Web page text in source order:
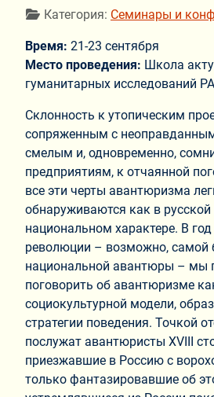
Информация о материале
Категория: Семинары и
Время: 21-23 сентября
Место проведения: Школа
гуманитарных исследований
Склонность к утопическим
сопряженным с
смелым и, одновременно,
предприятиям, к отчаянной
все эти черты авантюризма
обнаруживаются как в русской
национальном характере. В год
революции – возможно, самой
национальной авантюры – мы
поговорить об авантюризме
социокультурной модели,
стратегии поведения. Точкой
послужат авантюристы XVIII
приезжавшие в Россию с
только фантазировавшие об